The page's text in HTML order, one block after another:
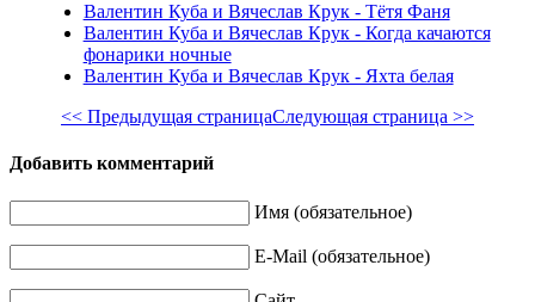
Валентин Куба и Вячеслав Крук - Тётя Фаня
Валентин Куба и Вячеслав Крук - Когда качаются
фонарики ночные
Валентин Куба и Вячеслав Крук - Яхта белая
<< Предыдущая страницаСледующая страница >>
Добавить комментарий
Имя (обязательное)
E-Mail (обязательное)